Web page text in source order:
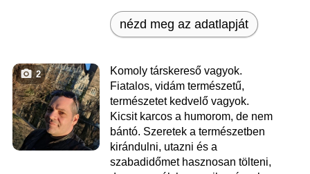
nézd meg az adatlapját
2
Komoly társkereső vagyok.
Fiatalos, vidám természetű,
természetet kedvelő vagyok.
Kicsit karcos a humorom, de nem
bántó. Szeretek a természetben
kirándulni, utazni és a
szabadidőmet hasznosan tölteni,